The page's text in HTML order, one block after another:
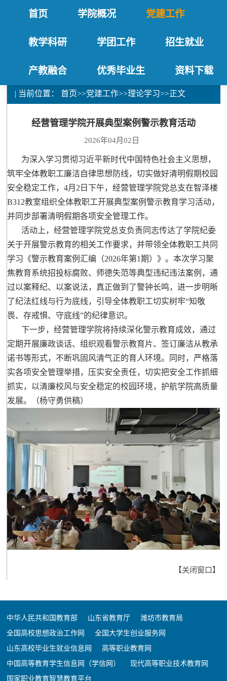
首页 学院概况 党建工作
教学科研 学团工作 招生就业
产教融合 优秀毕业生 资料下载
| 当前位置：首页>>党建工作>>理论学习>>正文
经营管理学院开展典型案例警示教育活动
2026年04月02日
为深入学习贯彻习近平新时代中国特色社会主义思想，
筑牢全体教职工廉洁自律思想防线，切实做好清明假期校园
安全稳定工作，4月2日下午，经营管理学院党总支在智泽楼
B312教室组织全体教职工开展典型案例警示教育学习活动，
并同步部署清明假期各项安全管理工作。
活动上，经营管理学院党总支负责同志传达了学院纪委
关于开展警示教育的相关工作要求，并带领全体教职工共同
学习《警示教育案例汇编（2026年第1期）》。本次学习聚
焦教育系统招投标腐败、师德失范等典型违纪违法案例，通
过以案释纪、以案说法，真正做到了警钟长鸣，进一步明晰
了纪法红线与行为底线，引导全体教职工切实树牢“知敬
畏、存戒惧、守底线”的纪律意识。
下一步，经营管理学院将持续深化警示教育成效，通过
定期开展廉政谈话、组织观看警示教育片、签订廉洁从教承
诺书等形式，不断巩固风清气正的育人环境。同时，严格落
实各项安全管理举措，压实安全责任，切实把安全工作抓细
抓实，以清廉校风与安全稳定的校园环境，护航学院高质量
发展。（杨守勇供稿）
【关闭窗口 】
中华人民共和国教育部 山东省教育厅
潍坊市教育局
全国高校思想政治工作网
全国大学生创业服务网
山东高校毕业生就业信息网
高等职业教育网
中国高等教育学生信息网（学信网）
现代高等职业技术教育网
国家职业教育智慧教育平台